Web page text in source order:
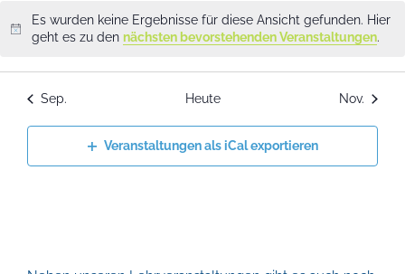
Es wurden keine Ergebnisse für diese Ansicht gefunden. Hier
geht es zu dennächsten bevorstehenden Veranstaltungen.
Sep. Heute Nov.
Veranstaltungen als iCal exportieren